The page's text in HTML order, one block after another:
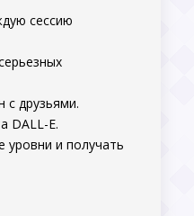
сессию
с друзьями.
DALL-E.
и получать